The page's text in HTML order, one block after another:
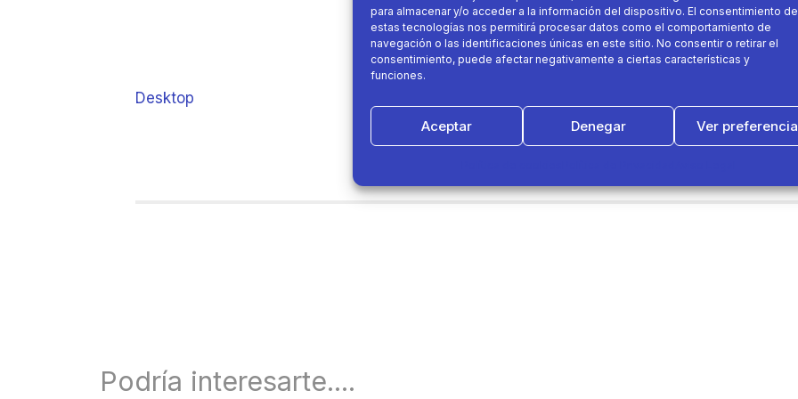
para almacenar y/o acceder a la información del dispositivo. El consentimiento de
estas tecnologías nos permitirá procesar datos como el comportamiento de
navegación o las identificaciones únicas en este sitio. No consentir o retirar el
consentimiento, puede afectar negativamente a ciertas características y
funciones.
Aceptar Denegar Ver
Desktop
Podría interesarte....